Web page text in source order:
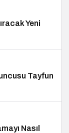
Yeni
Tayfun
Nasıl